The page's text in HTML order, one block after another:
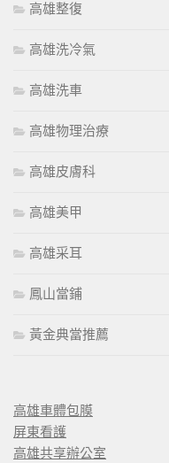
高雄整復
高雄洗冷氣
高雄洗車
高雄物理治療
高雄皮膚科
高雄美甲
高雄采耳
鳳山當鋪
黃金典當推薦
高雄車體包膜
屏東看護
高雄共享辦公室